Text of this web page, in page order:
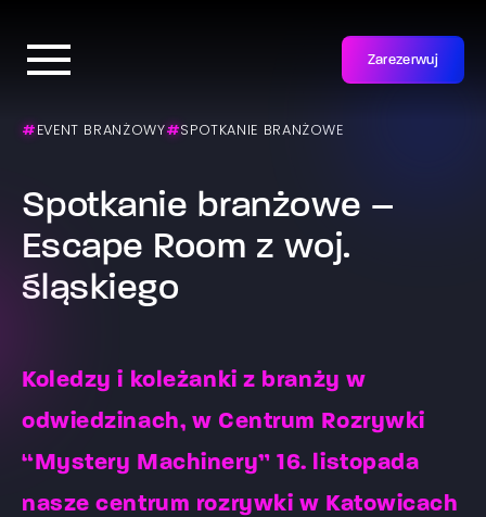
Zarezerwuj
# EVENT BRANŻOWY#SPOTKANIE BRANŻOWE
Spotkanie branżowe –
Escape Room z woj.
śląskiego
Koledzy i koleżanki z branży w
odwiedzinach, w Centrum Rozrywki
“Mystery Machinery” 16. listopada
nasze centrum rozrywki w Katowicach